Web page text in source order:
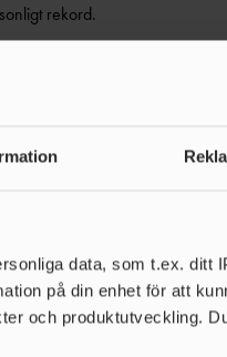
data, som t.ex. ditt
på din enhet för att
och produktutveckling.
rekord.